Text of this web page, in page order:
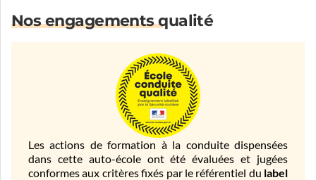
Nos engagements qualité
Les actions de formation à la conduite dispensées
dans cette auto-école ont été évaluées et jugées
conformes aux critères fixés par le référentiel du label